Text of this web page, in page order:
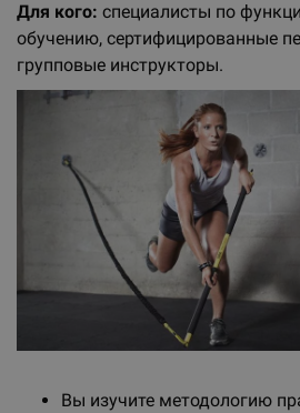
Для кого: специалисты по
обучению, сертифицированные
групповые инструкторы.
Вы изучите методологию